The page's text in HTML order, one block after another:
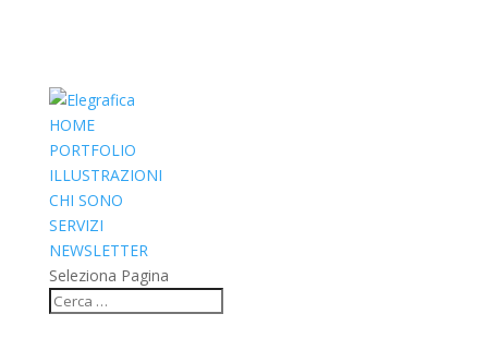
HOME
PORTFOLIO
ILLUSTRAZIONI
CHI SONO
SERVIZI
NEWSLETTER
Seleziona Pagina